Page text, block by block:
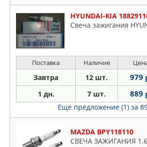
HYUNDAI-KIA
Свеча зажигания
Поставка Наличие
Завтра 12 шт. 979
1 дн. 7 шт. 889
Еще предложение (1) за
MAZDA BPY118110
СВЕЧА ЗАЖИГАНИЯ